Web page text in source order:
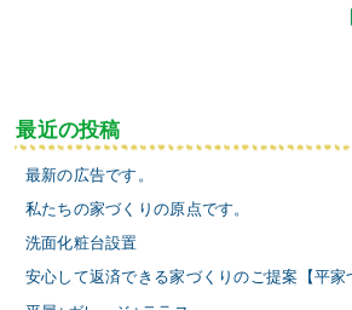
最近の投稿
最新の広告です。
私たちの家づくりの原点です。
洗面化粧台設置
安心して返済できる家づくりのご提案【平家